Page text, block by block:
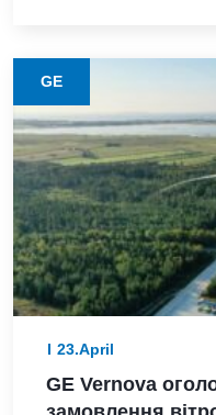
GE
23.April
GE Vernova